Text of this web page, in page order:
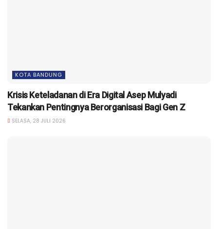
KOTA BANDUNG
Krisis Keteladanan di Era Digital Asep Mulyadi
Tekankan Pentingnya Berorganisasi Bagi Gen Z
SELASA, 28 JULI 2026